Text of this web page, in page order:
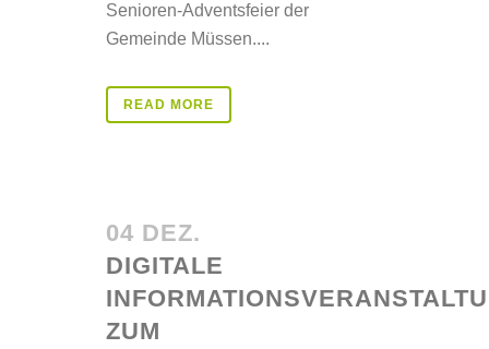
Senioren-Adventsfeier der
Gemeinde Müssen....
READ MORE
04 DEZ.
DIGITALE
ZUM